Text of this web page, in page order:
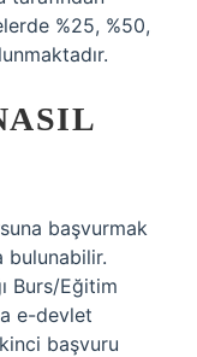
%25, %50,
başvurmak
bulunabilir.
Burs/Eğitim
e-devlet
başvuru